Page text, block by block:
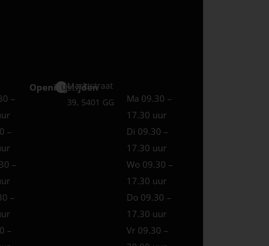
–
–
–
–
–
Openingstijden
Uden
Marktstraat
39, 5401 GG
Ma 09.30 –
17.30 uur
Di 09.30 –
17.30 uur
Wo 09.30 –
17.30 uur
Do 09.30 –
17.30 uur
Vr 09.30 –